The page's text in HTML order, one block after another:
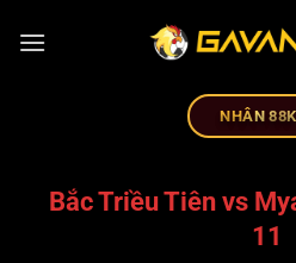
NHÂN 88K
Bắc Triều Tiên vs
11